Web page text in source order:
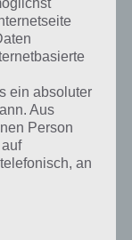
Level 28 –
wollen wir natürlich
ein absoluter
Aus
Person
an